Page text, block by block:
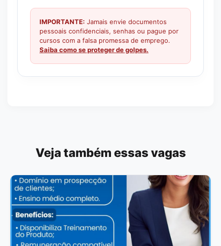
IMPORTANTE: Jamais envie documentos
pessoais confidenciais, senhas ou pague por
cursos com a falsa promessa de emprego.
Saiba como se proteger de golpes.
Veja também essas vagas